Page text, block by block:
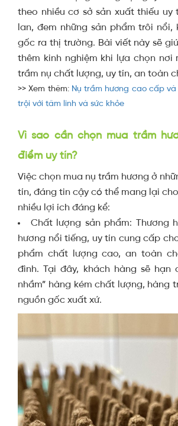
theo nhiều cơ sở sản xuất thiếu uy
lan, đem những sản phẩm trôi nổi,
gốc ra thị trường. Bài viết này sẽ
thêm kinh nghiệm khi lựa chọn nơi
trầm nụ chất lượng, uy tín, an toàn
>> Xem thêm: Nụ trầm hương cao cấp
trội với tâm linh và sức khỏe
Vì sao cần chọn mua trầm
điểm uy tín?
Việc chọn mua nụ trầm hương ở
tín, đáng tin cậy có thể mang lại
nhiều lợi ích đáng kể:
Chất lượng sản phẩm: Thương
hương nổi tiếng, uy tín cung cấp
phẩm chất lượng cao, an toàn
đình. Tại đây, khách hàng sẽ hạn
nhầm” hàng kém chất lượng, hàng
nguồn gốc xuất xứ.